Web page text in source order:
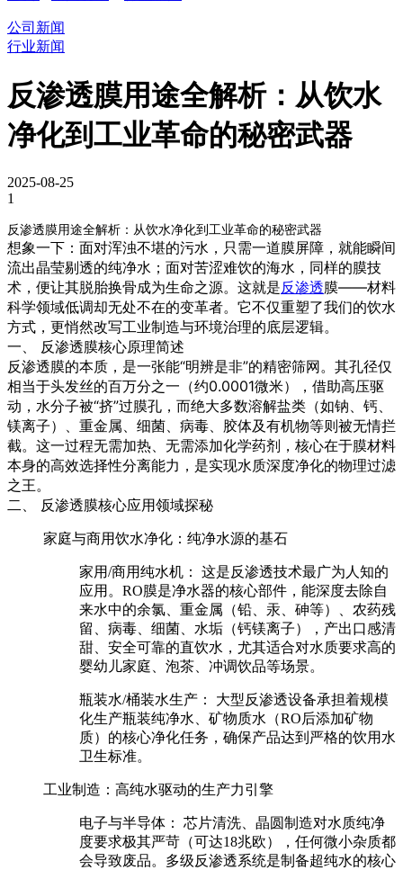
公司新闻
行业新闻
反渗透膜用途全解析：从饮水
净化到工业革命的秘密武器
2025-08-25
1
反渗透膜用途全解析：从饮水净化到工业革命的秘密武器
想象一下：面对浑浊不堪的污水，只需一道膜屏障，就能瞬间
流出晶莹剔透的纯净水；面对苦涩难饮的海水，同样的膜技
术，便让其脱胎换骨成为生命之源。这就是反渗透膜——材料
科学领域低调却无处不在的变革者。它不仅重塑了我们的饮水
方式，更悄然改写工业制造与环境治理的底层逻辑。
一、 反渗透膜核心原理简述
反渗透膜的本质，是一张能“明辨是非”的精密筛网。其孔径仅
相当于头发丝的百万分之一（约0.0001微米），借助高压驱
动，水分子被“挤”过膜孔，而绝大多数溶解盐类（如钠、钙、
镁离子）、重金属、细菌、病毒、胶体及有机物等则被无情拦
截。这一过程无需加热、无需添加化学药剂，核心在于膜材料
本身的高效选择性分离能力，是实现水质深度净化的物理过滤
之王。
二、 反渗透膜核心应用领域探秘
家庭与商用饮水净化：纯净水源的基石
家用/商用纯水机：
这是反渗透技术最广为人知的
应用。RO膜是净水器的核心部件，能深度去除自
来水中的余氯、重金属（铅、汞、砷等）、农药残
留、病毒、细菌、水垢（钙镁离子），产出口感清
甜、安全可靠的直饮水，尤其适合对水质要求高的
婴幼儿家庭、泡茶、冲调饮品等场景。
瓶装水/桶装水生产：
大型反渗透设备承担着规模
化生产瓶装纯净水、矿物质水（RO后添加矿物
质）的核心净化任务，确保产品达到严格的饮用水
卫生标准。
工业制造：高纯水驱动的生产力引擎
电子与半导体：
芯片清洗、晶圆制造对水质纯净
度要求极其严苛（可达18兆欧），任何微小杂质都
会导致废品。多级反渗透系统是制备超纯水的核心